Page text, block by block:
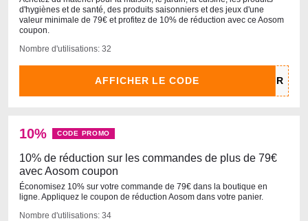
d'hygiènes et de santé, des produits saisonniers et des jeux d'une
valeur minimale de 79€ et profitez de 10% de réduction avec ce Aosom
coupon.
Nombre d'utilisations: 32
AFFICHER LE CODE
10% CODE PROMO
10% de réduction sur les commandes de plus de 79€
avec Aosom coupon
Économisez 10% sur votre commande de 79€ dans la boutique en
ligne. Appliquez le coupon de réduction Aosom dans votre panier.
Nombre d'utilisations: 34